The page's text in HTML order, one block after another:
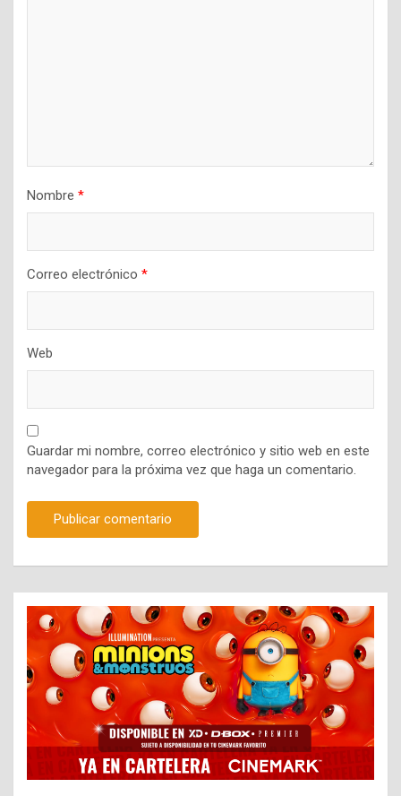
Nombre *
Correo electrónico *
Web
Guardar mi nombre, correo electrónico y sitio web en este
navegador para la próxima vez que haga un comentario.